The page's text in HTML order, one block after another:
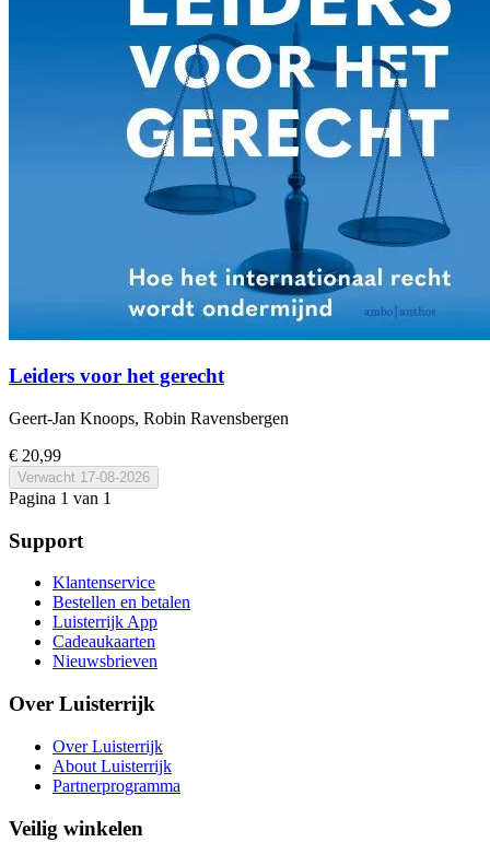
Leiders voor het gerecht
Geert-Jan Knoops, Robin Ravensbergen
€ 20,99
Verwacht 17-08-2026
Pagina 1 van 1
Support
Klantenservice
Bestellen en betalen
Luisterrijk App
Cadeaukaarten
Nieuwsbrieven
Over Luisterrijk
Over Luisterrijk
About Luisterrijk
Partnerprogramma
Veilig winkelen